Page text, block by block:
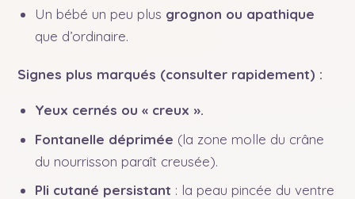
Un bébé un peu plus grognon ou apathique
que d’ordinaire.
Signes plus marqués (consulter rapidement) :
Yeux cernés ou « creux ».
Fontanelle déprimée (la zone molle du crâne
du nourrisson paraît creusée).
Pli cutané persistant : la peau pincée du ventre